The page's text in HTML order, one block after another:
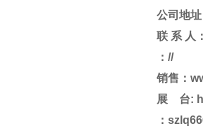
公司地
联 系 人
：//
销售：
展 台:
：